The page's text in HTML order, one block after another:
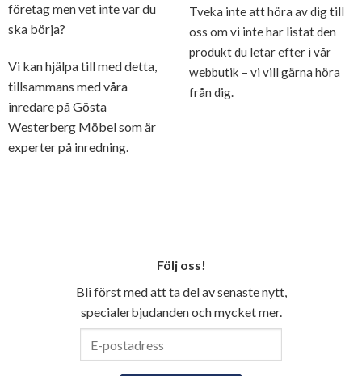
företag men vet inte var du
ska börja?
Vi kan hjälpa till med detta,
tillsammans med våra
inredare på Gösta
Westerberg Möbel som är
experter på inredning.
Tveka inte att höra av dig till
oss om vi inte har listat den
produkt du letar efter i vår
webbutik – vi vill gärna höra
från dig.
Följ oss!
Bli först med att ta del av senaste nytt,
specialerbjudanden och mycket mer.